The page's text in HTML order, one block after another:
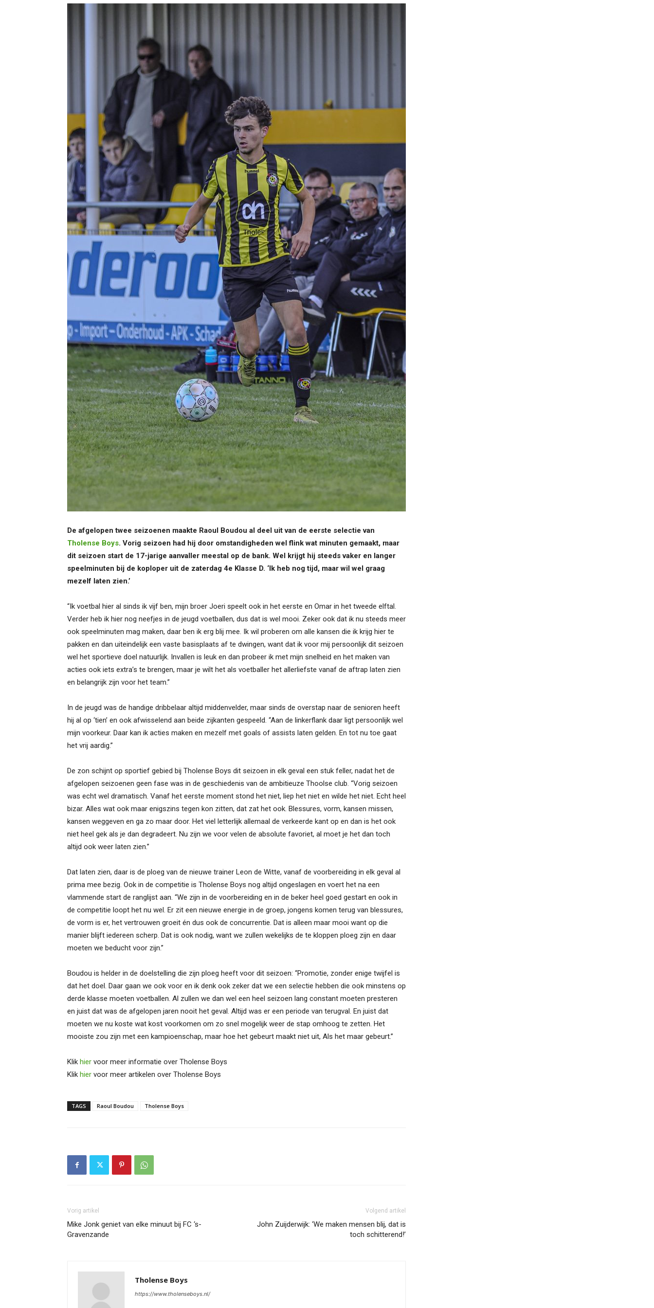
De afgelopen twee seizoenen maakte Raoul Boudou al deel uit van de eerste selectie van
Tholense Boys. Vorig seizoen had hij door omstandigheden wel flink wat minuten gemaakt, maar
dit seizoen start de 17-jarige aanvaller meestal op de bank. Wel krijgt hij steeds vaker en langer
speelminuten bij de koploper uit de zaterdag 4e Klasse D. ‘Ik heb nog tijd, maar wil wel graag
mezelf laten zien.’
“Ik voetbal hier al sinds ik vijf ben, mijn broer Joeri speelt ook in het eerste en Omar in het tweede elftal.
Verder heb ik hier nog neefjes in de jeugd voetballen, dus dat is wel mooi. Zeker ook dat ik nu steeds meer
ook speelminuten mag maken, daar ben ik erg blij mee. Ik wil proberen om alle kansen die ik krijg hier te
pakken en dan uiteindelijk een vaste basisplaats af te dwingen, want dat ik voor mij persoonlijk dit seizoen
wel het sportieve doel natuurlijk. Invallen is leuk en dan probeer ik met mijn snelheid en het maken van
acties ook iets extra’s te brengen, maar je wilt het als voetballer het allerliefste vanaf de aftrap laten zien
en belangrijk zijn voor het team.”
In de jeugd was de handige dribbelaar altijd middenvelder, maar sinds de overstap naar de senioren heeft
hij al op ‘tien’ en ook afwisselend aan beide zijkanten gespeeld. “Aan de linkerflank daar ligt persoonlijk wel
mijn voorkeur. Daar kan ik acties maken en mezelf met goals of assists laten gelden. En tot nu toe gaat
het vrij aardig.”
De zon schijnt op sportief gebied bij Tholense Boys dit seizoen in elk geval een stuk feller, nadat het de
afgelopen seizoenen geen fase was in de geschiedenis van de ambitieuze Thoolse club. “Vorig seizoen
was echt wel dramatisch. Vanaf het eerste moment stond het niet, liep het niet en wilde het niet. Echt heel
bizar. Alles wat ook maar enigszins tegen kon zitten, dat zat het ook. Blessures, vorm, kansen missen,
kansen weggeven en ga zo maar door. Het viel letterlijk allemaal de verkeerde kant op en dan is het ook
niet heel gek als je dan degradeert. Nu zijn we voor velen de absolute favoriet, al moet je het dan toch
altijd ook weer laten zien.”
Dat laten zien, daar is de ploeg van de nieuwe trainer Leon de Witte, vanaf de voorbereiding in elk geval al
prima mee bezig. Ook in de competitie is Tholense Boys nog altijd ongeslagen en voert het na een
vlammende start de ranglijst aan. “We zijn in de voorbereiding en in de beker heel goed gestart en ook in
de competitie loopt het nu wel. Er zit een nieuwe energie in de groep, jongens komen terug van blessures,
de vorm is er, het vertrouwen groeit én dus ook de concurrentie. Dat is alleen maar mooi want op die
manier blijft iedereen scherp. Dat is ook nodig, want we zullen wekelijks de te kloppen ploeg zijn en daar
moeten we beducht voor zijn.”
Boudou is helder in de doelstelling die zijn ploeg heeft voor dit seizoen: “Promotie, zonder enige twijfel is
dat het doel. Daar gaan we ook voor en ik denk ook zeker dat we een selectie hebben die ook minstens op
derde klasse moeten voetballen. Al zullen we dan wel een heel seizoen lang constant moeten presteren
en juist dat was de afgelopen jaren nooit het geval. Altijd was er een periode van terugval. En juist dat
moeten we nu koste wat kost voorkomen om zo snel mogelijk weer de stap omhoog te zetten. Het
mooiste zou zijn met een kampioenschap, maar hoe het gebeurt maakt niet uit, Als het maar gebeurt.”
Klik hier voor meer informatie over Tholense Boys
Klik hier voor meer artikelen over Tholense Boys
TAGS Raoul Boudou Tholense Boys
Vorig artikel
Mike Jonk geniet van elke minuut bij FC ‘s-
Gravenzande
Volgend artikel
John Zuijderwijk: ‘We maken mensen blij, dat is
toch schitterend!’
Tholense Boys
https://www.tholenseboys.nl/